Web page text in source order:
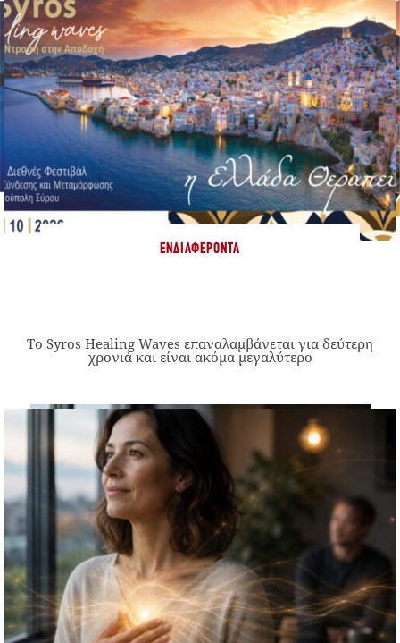
ΕΝΔΙΑΦΈΡΟΝΤΑ
Το Syros Healing Waves επαναλαμβάνεται για δεύτερη
χρονιά και είναι ακόμα μεγαλύτερο